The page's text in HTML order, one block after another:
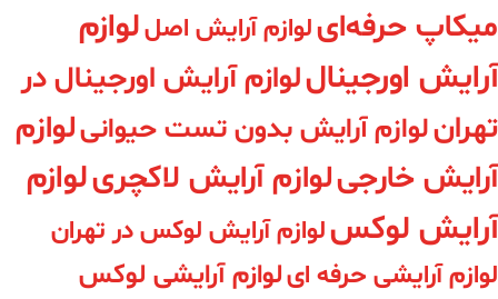
میکاپ حرفه‌ایلوازم آرایش اصللوازم
آرایش اورجیناللوازم آرایش اورجینال در
تهرانلوازم آرایش بدون تست حیوانیلوازم
آرایش خارجیلوازم آرایش لاکچریلوازم
آرایش لوکسلوازم آرایش لوکس در تهران
لوازم آرایشی حرفه ایلوازم آرایشی لوکس